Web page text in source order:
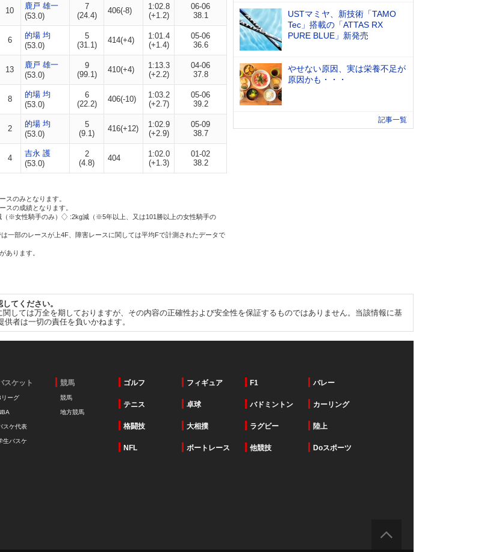
10
鹿戸 雄一
(53.0)
7
(24.4)
406(-8)
1:02.8
(+1.2)
06-06
38.1
6
的場 均
(53.0)
5
(31.1)
414(+4)
1:01.4
(+1.4)
05-06
36.6
13
鹿戸 雄一
(53.0)
9
(99.1)
410(+4)
1:13.3
(+2.2)
04-06
37.8
8
的場 均
(53.0)
6
(22.2)
406(-10)
1:03.2
(+2.7)
05-06
39.2
2
的場 均
(53.0)
5
(9.1)
416(+12)
1:02.9
(+2.9)
05-09
38.7
4
吉永 護
(53.0)
2
(4.8)
404
1:02.0
(+1.3)
01-02
38.2
スのみとなります。
スの成績となります。
（※女性騎手のみ）
:2kg減（※5年以上、又は101勝以上の女性騎手の
一部のレースが上4F、障害レースに関しては平均Fで計測されたデータで
あります。
USTマミヤ、新技術「TAMO
Tec」搭載の「ATTAS RX
PURE BLUE」新発売
やせない原因、実は栄養不足が
原因かも・・・
記事一覧
てください。
しては万全を期しておりますが、その内容の正確性および安全性を保証するものではありません。当該情報に基
者は一切の責任を負いかねます。
スケット
リーグ
スケ代表
生バスケ
競馬
競馬
地方競馬
ゴルフ フィギュア F1 バレー
テニス 卓球 バドミントン カーリング
格闘技 大相撲 ラグビー 陸上
NFL ボートレース 他競技 Doスポーツ